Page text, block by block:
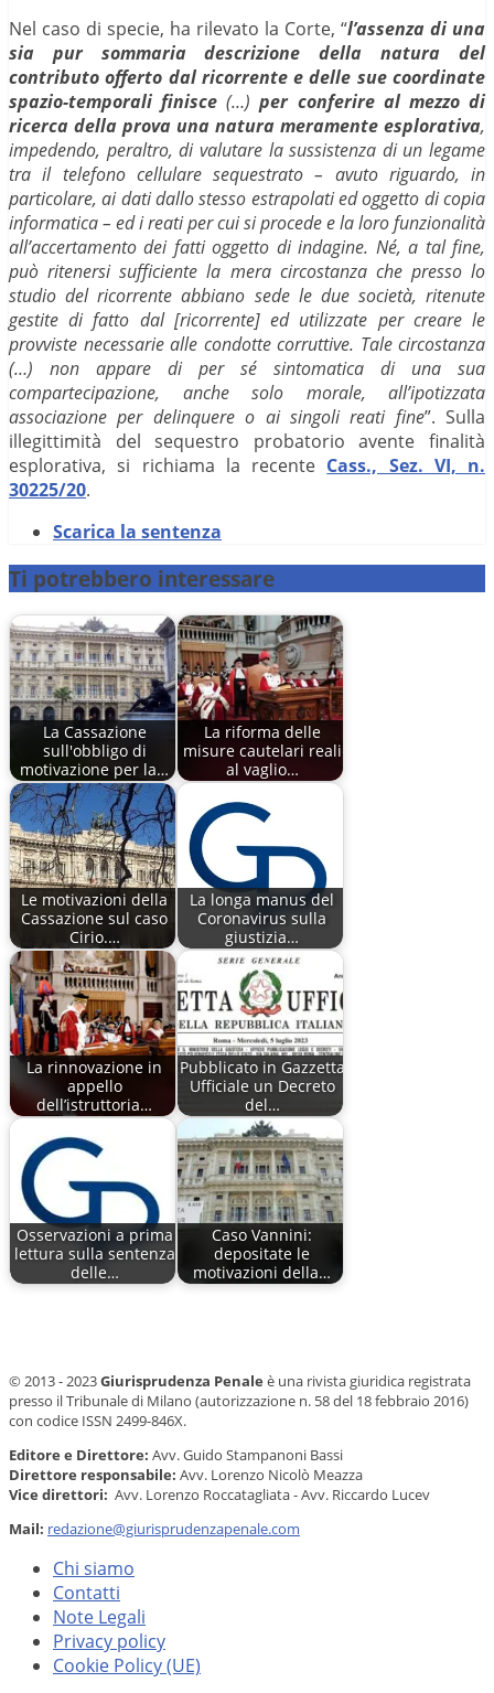
Nel caso di specie, ha rilevato la Corte, “l’assenza di una
sia pur sommaria descrizione della natura del
contributo offerto dal ricorrente e delle sue coordinate
spazio-temporali finisce (…)per conferire al mezzo di
ricerca della prova una natura meramente esplorativa,
impedendo, peraltro, di valutare la sussistenza di un legame
tra il telefono cellulare sequestrato – avuto riguardo, in
particolare, ai dati dallo stesso estrapolati ed oggetto di copia
informatica – ed i reati per cui si procede e la loro funzionalità
all’accertamento dei fatti oggetto di indagine. Né, a tal fine,
può ritenersi sufficiente la mera circostanza che presso lo
studio del ricorrente abbiano sede le due società, ritenute
gestite di fatto dal [ricorrente] ed utilizzate per creare le
provviste necessarie alle condotte corruttive. Tale circostanza
(…) non appare di per sé sintomatica di una sua
compartecipazione, anche solo morale, all’ipotizzata
associazione per delinquere o ai singoli reati fine”. Sulla
illegittimità del sequestro probatorio avente finalità
esplorativa, si richiama la recente Cass., Sez. VI, n.
30225/20.
Scarica la sentenza
Ti potrebbero interessare
La Cassazione
sull'obbligo di
motivazione per la…
La riforma delle
misure cautelari reali
al vaglio…
Le motivazioni della
Cassazione sul caso
Cirio.…
La longa manus del
Coronavirus sulla
giustizia…
La rinnovazione in
appello
dell’istruttoria…
Pubblicato in Gazzetta
Ufficiale un Decreto
del…
Osservazioni a prima
lettura sulla sentenza
delle…
Caso Vannini:
depositate le
motivazioni della…
© 2013 - 2023Giurisprudenza Penale è una rivista giuridica registrata
presso il Tribunale di Milano (autorizzazione n. 58 del 18 febbraio 2016)
con codice ISSN 2499-846X.
Editore e Direttore: Avv. Guido Stampanoni Bassi
Direttore responsabile: Avv. Lorenzo Nicolò Meazza
Vice direttori: Avv. Lorenzo Roccatagliata - Avv. Riccardo Lucev
Mail: redazione@giurisprudenzapenale.com
Chi siamo
Contatti
Note Legali
Privacy policy
Cookie Policy (UE)